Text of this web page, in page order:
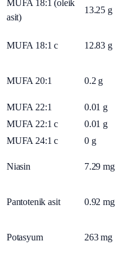
MUFA 18:1 (oleik
asit)
13.25 g
MUFA 18:1 c 12.83 g
MUFA 20:1 0.2 g
MUFA 22:1 0.01 g
MUFA 22:1 c
0.01 g
MUFA 24:1 c
0 g
Niasin 7.29 mg
Pantotenik asit 0.92 mg
Potasyum 263 mg